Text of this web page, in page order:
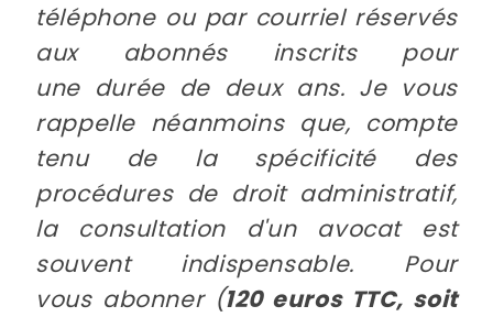
téléphone ou par courriel réservés
aux abonnés inscrits pour
une durée de deux ans. Je vous
rappelle néanmoins que, compte
tenu de la spécificité des
procédures de droit administratif,
la consultation d'un avocat est
souvent indispensable. Pour
vous abonner (120 euros TTC, soit